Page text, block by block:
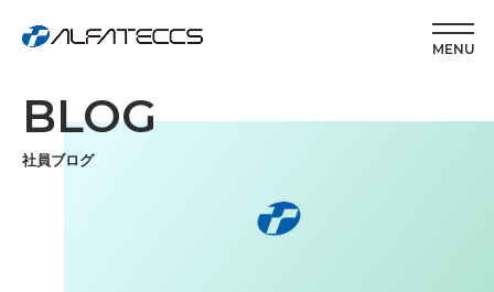
MENU
BLOG
社員ブログ